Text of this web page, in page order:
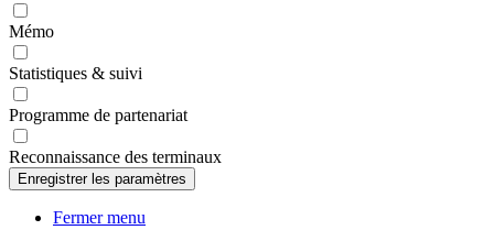
Mémo
Statistiques & suivi
Programme de partenariat
Reconnaissance des terminaux
Fermer menu